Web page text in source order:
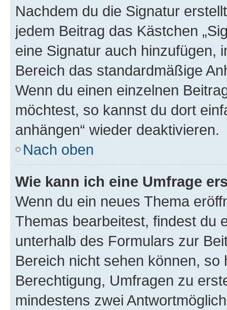
Nachdem du die Signatur
jedem Beitrag das Kästchen
eine Signatur auch hinzufügen,
Bereich das standardmäßige
Wenn du einen einzelnen
möchtest, so kannst du dort
anhängen“ wieder deaktivieren.
Nach oben
Wie kann ich eine Umfrage
Wenn du ein neues Thema
Themas bearbeitest, findest du
unterhalb des Formulars zur
Bereich nicht sehen können,
Berechtigung, Umfragen zu
mindestens zwei